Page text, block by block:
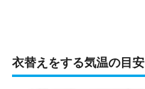
衣替えをする気温の目安